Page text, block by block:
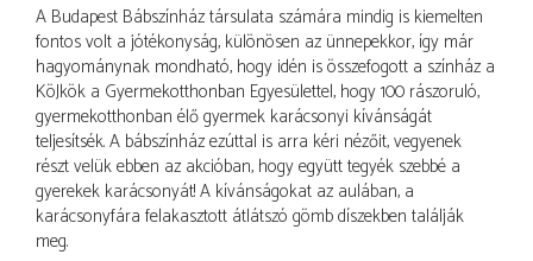
A Budapest Bábszínház társulata számára mindig is kiemelten
fontos volt a jótékonyság, különösen az ünnepekkor, így már
hagyománynak mondható, hogy idén is összefogott a színház a
KöJkök a Gyermekotthonban Egyesülettel, hogy 100 rászoruló,
gyermekotthonban élő gyermek karácsonyi kívánságát
teljesítsék. A bábszínház ezúttal is arra kéri nézőit, vegyenek
részt velük ebben az akcióban, hogy együtt tegyék szebbé a
gyerekek karácsonyát! A kívánságokat az aulában, a
karácsonyfára felakasztott átlátszó gömb díszekben találják
meg.